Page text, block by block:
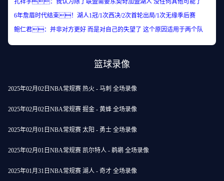
孔祥宇：我认为除了联盟需要东契奇加盟湖人 没任何其他可能了
6年詹眉时代结束！湖人1冠/1次西决/2次首轮出局/1次无缘季后赛
鲍仁君：并非对方更好 而是对自己的失望了 这个原因适用于两个队
篮球录像
2025年02月02日NBA常规赛 热火 - 马刺 全场录像
2025年02月02日NBA常规赛 掘金 - 黄蜂 全场录像
2025年02月01日NBA常规赛 太阳 - 勇士 全场录像
2025年02月01日NBA常规赛 凯尔特人 - 鹈鹕 全场录像
2025年01月31日NBA常规赛 湖人 - 奇才 全场录像